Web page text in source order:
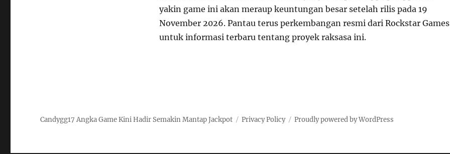
yakin game ini akan meraup keuntungan besar setelah rilis pada 19
November 2026. Pantau terus perkembangan resmi dari Rockstar Games
untuk informasi terbaru tentang proyek raksasa ini.
Candygg17 Angka Game Kini Hadir Semakin Mantap Jackpot Privacy Policy Proudly powered by WordPress